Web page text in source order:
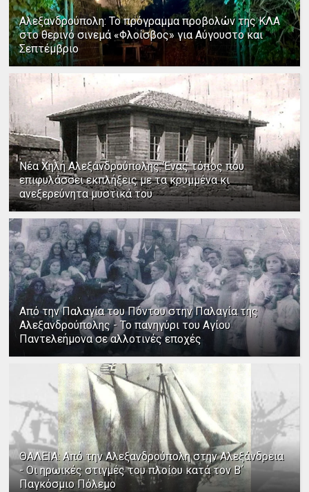
Αλεξανδρούπολη: Το πρόγραμμα προβολών της ΚΛΑ
στο θερινό σινεμά «Φλοίσβος» για Αύγουστο και
Σεπτέμβριο
Νέα Χηλή Αλεξανδρούπολης: Ένας τόπος που
επιφυλάσσει εκπλήξεις με τα κρυμμένα κι
ανεξερεύνητα μυστικά του
Από την Παλαγία του Πόντου στην Παλαγία της
Αλεξανδρούπολης - Το πανηγύρι του Αγίου
Παντελεήμονα σε αλλοτινές εποχές
ΘΑΛΕΙΑ: Από την Αλεξανδρούπολη στην Αλεξάνδρεια
- Οι ηρωικές στιγμές του πλοίου κατά τον Β΄
Παγκόσμιο Πόλεμο